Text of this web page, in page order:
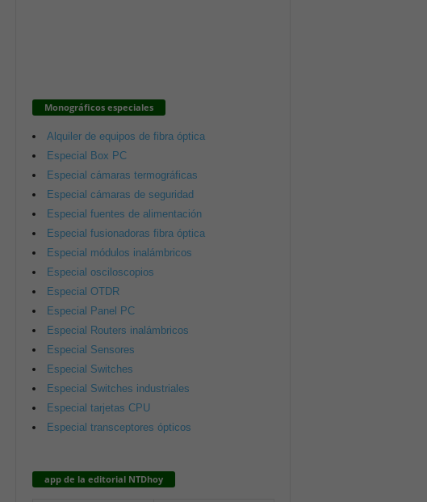
Monográficos especiales
Alquiler de equipos de fibra óptica
Especial Box PC
Especial cámaras termográficas
Especial cámaras de seguridad
Especial fuentes de alimentación
Especial fusionadoras fibra óptica
Especial módulos inalámbricos
Especial osciloscopios
Especial OTDR
Especial Panel PC
Especial Routers inalámbricos
Especial Sensores
Especial Switches
Especial Switches industriales
Especial tarjetas CPU
Especial transceptores ópticos
app de la editorial NTDhoy